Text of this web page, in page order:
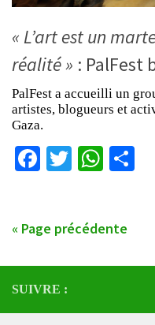
« L’art est un
réalité » : PalFest
PalFest a accueilli un
artistes, blogueurs et
Gaza.
Facebook
Twitter
« Page précédente
SUIVRE :